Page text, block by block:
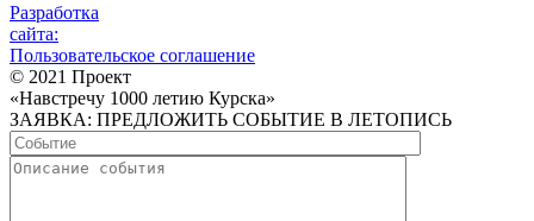
Разработка
сайта:
Пользовательское соглашение
© 2021 Проект
«Навстречу 1000 летию Курска»
ЗАЯВКА: ПРЕДЛОЖИТЬ СОБЫТИЕ В ЛЕТОПИСЬ